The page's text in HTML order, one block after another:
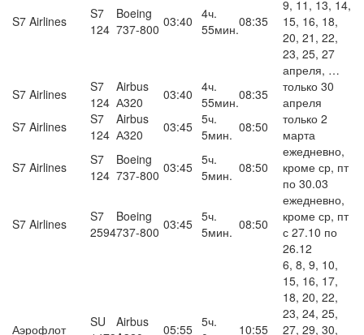
S7 Airlines
S7
124
Boeing
737-800 03:40 4ч.
55мин.08:35
9, 11, 13, 14,
15, 16, 18,
20, 21, 22,
23, 25, 27
апреля, …
S7 Airlines
S7
124
Airbus
А320
03:40 4ч.
55мин.08:35
только 30
апреля
S7 Airlines
S7
124
Airbus
А320
03:45 5ч.
5мин. 08:50
только 2
марта
S7 Airlines
S7
124
Boeing
737-800 03:45 5ч.
5мин. 08:50
ежедневно,
кроме ср, пт
по 30.03
S7 Airlines
S7
2594
Boeing
737-800 03:45 5ч.
5мин. 08:50
ежедневно,
кроме ср, пт
с 27.10 по
26.12
Аэрофлот
SU
Airbus
05:55 5ч.
10:55
6, 8, 9, 10,
15, 16, 17,
18, 20, 22,
23, 24, 25,
27, 29, 30,